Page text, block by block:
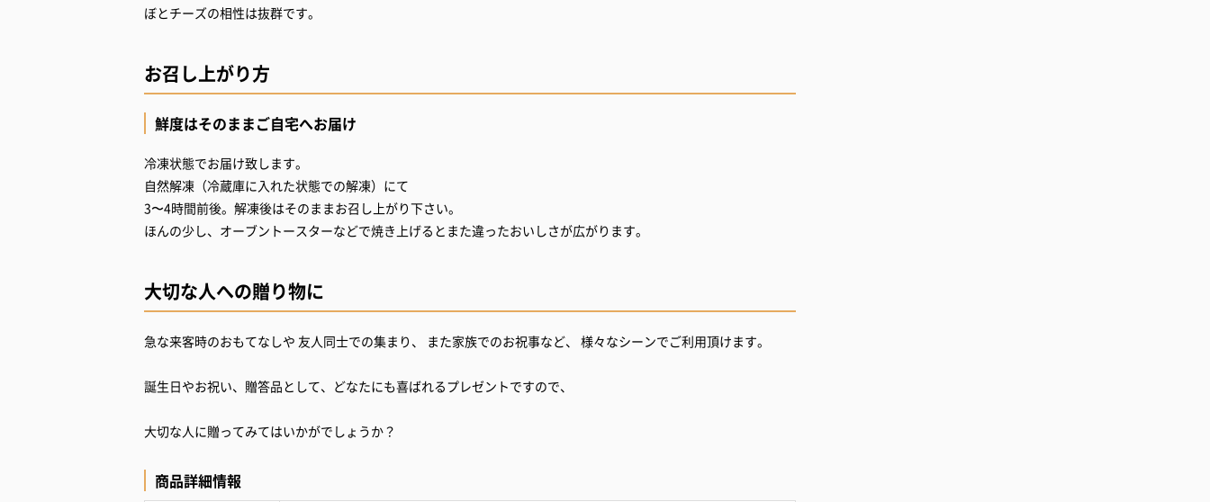
ぼとチーズの相性は抜群です。
お召し上がり方
鮮度はそのままご自宅へお届け
冷凍状態でお届け致します。
自然解凍（冷蔵庫に入れた状態での解凍）にて
3〜4時間前後。解凍後はそのままお召し上がり下さい。
ほんの少し、オーブントースターなどで焼き上げるとまた違ったおいしさが広がります。
大切な人への贈り物に
急な来客時のおもてなしや 友人同士での集まり、 また家族でのお祝事など、 様々なシーンでご利用頂けます。
誕生日やお祝い、贈答品として、どなたにも喜ばれるプレゼントですので、
大切な人に贈ってみてはいかがでしょうか？
商品詳細情報